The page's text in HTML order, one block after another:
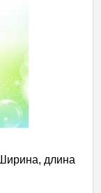
длина